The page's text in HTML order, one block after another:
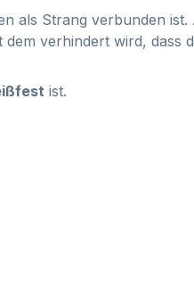
als Strang verbunden
verhindert wird, dass
ist.